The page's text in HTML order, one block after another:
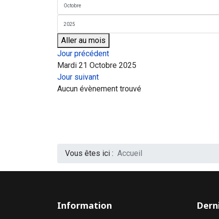
Aller au mois
Jour précédent
Mardi 21 Octobre 2025
Jour suivant
Aucun évènement trouvé
Vous êtes ici : Accueil
Information